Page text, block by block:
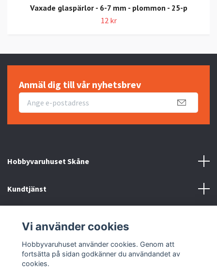
Vaxade glaspärlor - 6-7 mm - plommon - 25-p
12 kr
Anmäl dig till vår nyhetsbrev
Hobbyvaruhuset Skåne
Kundtjänst
Sociala medier
Vi använder cookies
Hobbyvaruhuset använder cookies. Genom att
fortsätta på sidan godkänner du användandet av
cookies.